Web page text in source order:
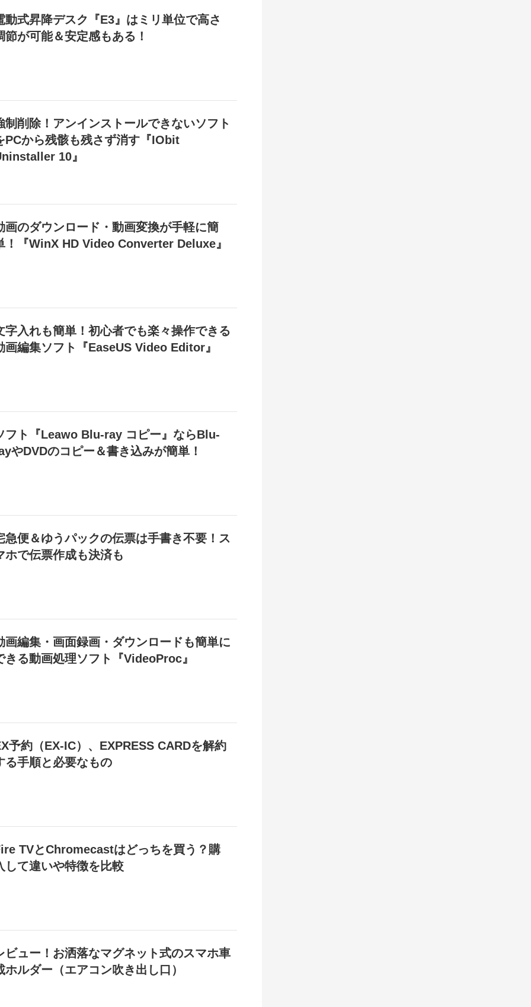
動式昇降デスク『E3』はミリ単位で高さ
節が可能＆安定感もある！
制削除！アンインストールできないソフト
PCから残骸も残さず消す『IObit
10』
画のダウンロード・動画変換が手軽に簡
！『WinX HD Video Converter Deluxe』
字入れも簡単！初心者でも楽々操作できる
画編集ソフト『EaseUS Video Editor』
フト『Leawo Blu-ray コピー』ならBlu-
やDVDのコピー＆書き込みが簡単！
急便＆ゆうパックの伝票は手書き不要！ス
ホで伝票作成も決済も
画編集・画面録画・ダウンロードも簡単に
きる動画処理ソフト『VideoProc』
予約（EX-IC）、EXPRESS CARDを解約
る手順と必要なもの
TVとChromecastはどっちを買う？購
して違いや特徴を比較
ビュー！お洒落なマグネット式のスマホ車
ホルダー（エアコン吹き出し口）